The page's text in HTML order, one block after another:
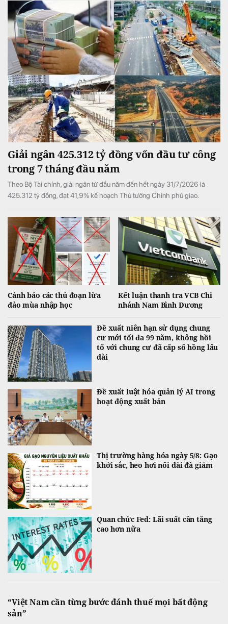
Giải ngân 425.312 tỷ đồng vốn đầu tư công
trong 7 tháng đầu năm
Theo Bộ Tài chính, giải ngân từ đầu năm đến hết ngày 31/7/2026 là
425.312 tỷ đồng, đạt 41,9% kế hoạch Thủ tướng Chính phủ giao.
Cảnh báo các thủ đoạn lừa
đảo mùa nhập học
Kết luận thanh tra VCB Chi
nhánh Nam Bình Dương
Đề xuất niên hạn sử dụng chung
cư mới tối đa 99 năm, không hồi
tố với chung cư đã cấp sổ hồng lâu
dài
Đề xuất luật hóa quản lý AI trong
hoạt động xuất bản
Thị trường hàng hóa ngày 5/8: Gạo
khởi sắc, heo hơi nối dài đà giảm
Quan chức Fed: Lãi suất cần tăng
cao hơn nữa
“Việt Nam cần từng bước đánh thuế mọi bất động
sản”